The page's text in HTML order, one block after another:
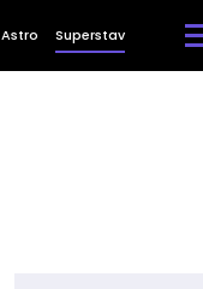
Astro Superstav